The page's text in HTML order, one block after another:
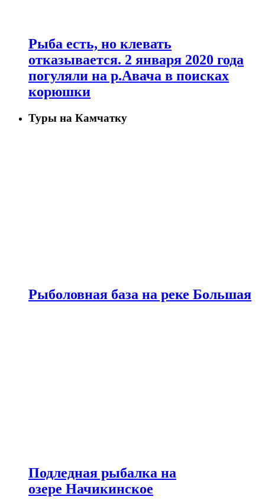
Рыба есть, но клевать
отказывается. 2 января 2020 года
погуляли на р.Авача в поисках
корюшки
Туры на Камчатку
Рыболовная база на реке Большая
Подледная рыбалка на
озере Начикинское